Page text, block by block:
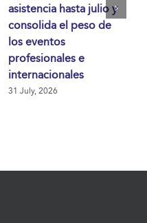
asistencia hasta julio y
consolida el peso de
los eventos
profesionales e
internacionales
31 July, 2026